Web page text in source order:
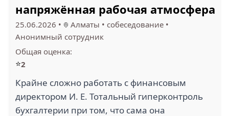
GALA TRANSLATIONS
(3) WORLD MED (3)
DAGRSOL (3) ТОО ТЕХМАРКЕТ (3)
напряжённая рабочая атмосфера
25.06.2026 • Алматы • собеседование •
Анонимный сотрудник
Общая оценка:
⭐2
Крайне сложно работать с финансовым
директором И. Е. Тотальный гиперконтроль
бухгалтерии при том, что сама она